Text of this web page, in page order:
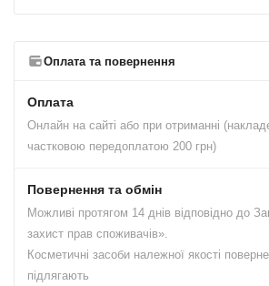
Оплата та повернення
Оплата
Онлайн на сайті або при отриманні
частковою передоплатою 200 грн)
Повернення та обмін
Можливі протягом 14 днів відповідно до
захист прав споживачів».
Косметичні засоби належної якості
підлягають